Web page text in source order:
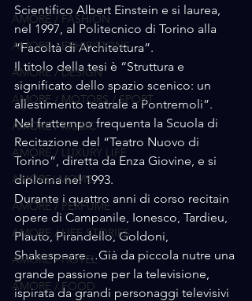
AMORE / FASHION
AMORE / EXHIBITIONS
AMORE / DESIGN
AMORE / MOTORS / SPORT
AMORE / MUSIC
AMORE / LUXURY LIFE
AMORE/ MOVIE
AMORE / PERFUME
AMORE / LIFE STORIES
AMORE / HOTEL
AMORE / FOOD
Scientifico Albert Einstein e si laurea,
nel 1997, al Politecnico di Torino alla
“Facoltà di Architettura”.
Il titolo della tesi è “Struttura e
significato dello spazio scenico: un
allestimento teatrale a Pontremoli”.
Nel frattempo frequenta la Scuola di
Recitazione del “Teatro Nuovo di
Torino”, diretta da Enza Giovine, e si
diploma nel 1993.
Durante i quattro anni di corso recitain
opere di Campanile, Ionesco, Tardieu,
Plauto, Pirandello, Goldoni,
Shakespeare…Già da piccola nutre una
grande passione per la televisione,
ispirata da grandi personaggi televisivi